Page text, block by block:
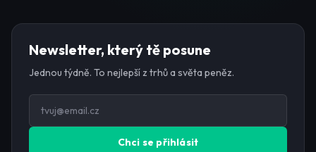
Newsletter, který tě posune
Jednou týdně. To nejlepší z trhů a světa peněz.
Chci se přihlásit